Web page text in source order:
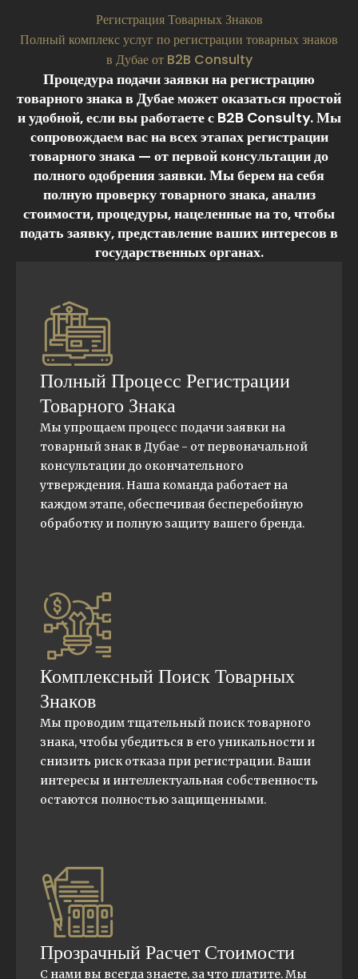
Регистрация Товарных Знаков
Полный комплекс услуг по регистрации товарных знаков
в Дубае от B2B Consulty
Процедура подачи заявки на регистрацию
товарного знака в Дубае может оказаться простой
и удобной, если вы работаете с B2B Consulty. Мы
сопровождаем вас на всех этапах регистрации
товарного знака — от первой консультации до
полного одобрения заявки. Мы берем на себя
полную проверку товарного знака, анализ
стоимости, процедуры, нацеленные на то, чтобы
подать заявку, представление ваших интересов в
государственных органах.
Полный Процесс Регистрации
Товарного Знака
Мы упрощаем процесс подачи заявки на
товарный знак в Дубае - от первоначальной
консультации до окончательного
утверждения. Наша команда работает на
каждом этапе, обеспечивая бесперебойную
обработку и полную защиту вашего бренда.
Комплексный Поиск Товарных
Знаков
Мы проводим тщательный поиск товарного
знака, чтобы убедиться в его уникальности и
снизить риск отказа при регистрации. Ваши
интересы и интеллектуальная собственность
остаются полностью защищенными.
Прозрачный Расчет Стоимости
С нами вы всегда знаете, за что платите. Мы